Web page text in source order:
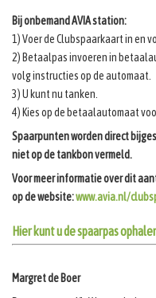
Bij onbemand AVIA station:
1) Voer de Clubspaarkaart in en
2) Betaalpas invoeren in
volg instructies op de automaat.
3) U kunt nu tanken.
4) Kies op de betaalautomaat
Spaarpunten worden direct
niet op de tankbon vermeld.
Voor meer informatie over dit
op de website:www.avia.nl/
Hier kunt u de spaarpas
Margret de Boer